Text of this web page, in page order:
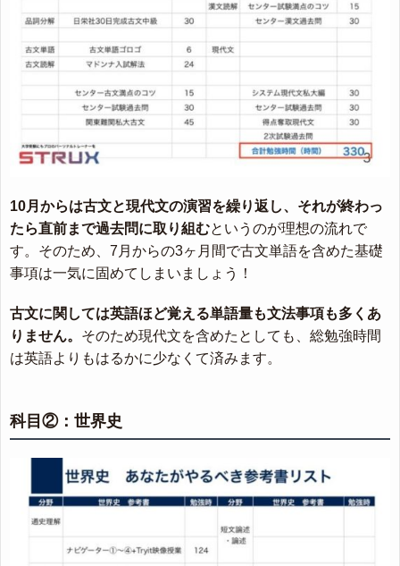
10月からは古文と現代文の演習を繰り返し、それが終わっ
たら直前まで過去問に取り組むというのが理想の流れで
す。そのため、7月からの3ヶ月間で古文単語を含めた基礎
事項は一気に固めてしまいましょう！
古文に関しては英語ほど覚える単語量も文法事項も多くあ
りません。 そのため現代文を含めたとしても、総勉強時間
は英語よりもはるかに少なくて済みます。
科目②：世界史